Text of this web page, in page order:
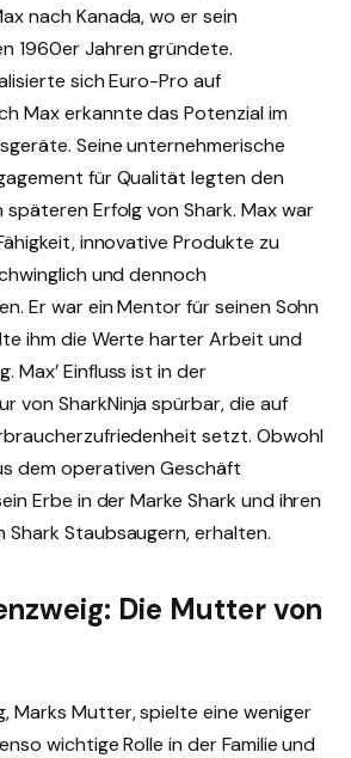
nach Kanada, wo er sein
1960er Jahren gründete.
sich Euro-Pro auf
Max erkannte das Potenzial im
Seine unternehmerische
für Qualität legten den
Erfolg von Shark. Max war
innovative Produkte zu
und dennoch
Er war ein Mentor für seinen Sohn
ihm die Werte harter Arbeit und
Max’ Einfluss ist in der
von SharkNinja spürbar, die auf
setzt. Obwohl
dem operativen Geschäft
Erbe in der Marke Shark und ihren
Shark Staubsaugern, erhalten.
Die Mutter von
Marks Mutter, spielte eine weniger
wichtige Rolle in der Familie und